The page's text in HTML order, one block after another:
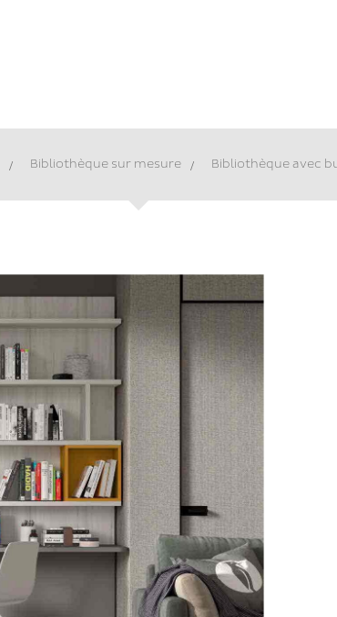
> Bibliothèque sur mesure > Bibliothèque avec